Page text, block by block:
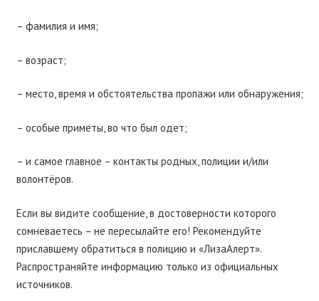
– фамилия и имя;
– возраст;
– место, время и обстоятельства пропажи или обнаружения;
– особые приметы, во что был одет;
– и самое главное – контакты родных, полиции и/или
волонтёров.
Если вы видите сообщение, в достоверности которого
сомневаетесь – не пересылайте его! Рекомендуйте
приславшему обратиться в полицию и «ЛизаАлерт».
Распространяйте информацию только из официальных
источников.